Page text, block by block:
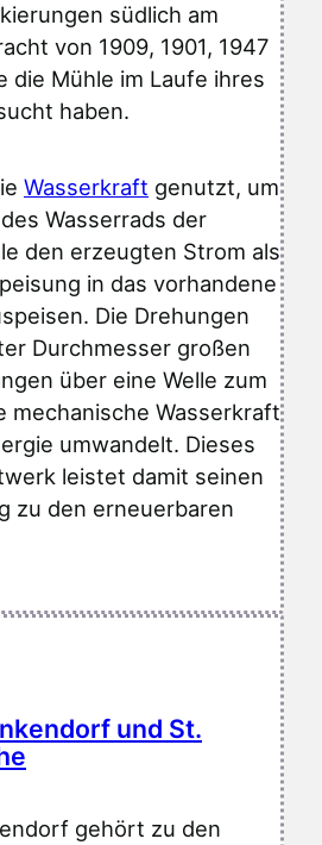
südlich am
von 1909, 1901, 1947
die Mühle im Laufe ihres
haben.
Wasserkraft genutzt, um
Wasserrads der
den erzeugten Strom als
in das vorhandene
Die Drehungen
Durchmesser großen
über eine Welle zum
mechanische Wasserkraft
umwandelt. Dieses
leistet damit seinen
zu den erneuerbaren
und St.
gehört zu den